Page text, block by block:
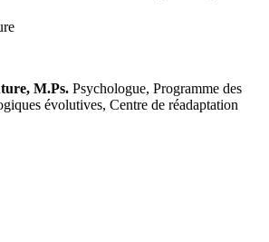
M.Ps. Psychologue, Programme des
évolutives, Centre de réadaptation